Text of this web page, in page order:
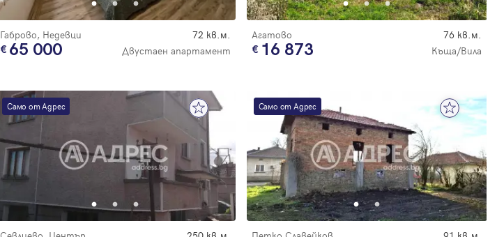
Габрово, Недевци 72 кв.м.
65 000 Двустаен апартамент
Агатово 76 кв.м.
16 873 Къща/Вила
Само от Адрес Само от Адрес